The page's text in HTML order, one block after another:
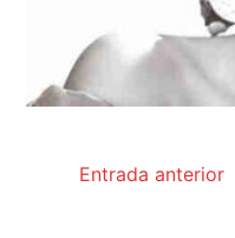
Entrada anterior